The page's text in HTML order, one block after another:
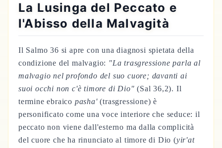
La Lusinga del Peccato e
l'Abisso della Malvagità
Il Salmo 36 si apre con una diagnosi spietata della
condizione del malvagio: "La trasgressione parla al
malvagio nel profondo del suo cuore; davanti ai
suoi occhi non c'è timore di Dio" (Sal 36,2). Il
termine ebraico pasha'(trasgressione) è
personificato come una voce interiore che seduce: il
peccato non viene dall'esterno ma dalla complicità
del cuore che ha rinunciato al timore di Dio (yir'at